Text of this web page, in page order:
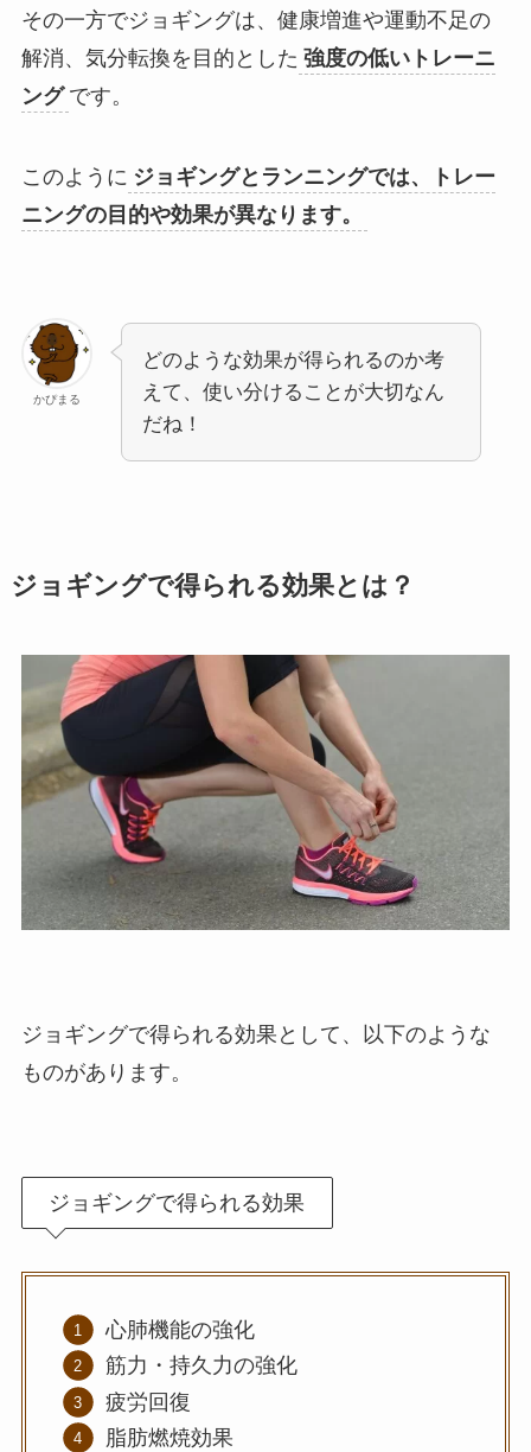
その一方でジョギングは、健康増進や運動不足の
解消、気分転換を目的とした 強度の低いトレーニ
ング です。
このように ジョギングとランニングでは、トレー
ニングの目的や効果が異なります。
かぴまる
どのような効果が得られるのか考
えて、使い分けることが大切なん
だね！
ジョギングで得られる効果とは？
ジョギングで得られる効果として、以下のような
ものがあります。
ジョギングで得られる効果
心肺機能の強化
筋力・持久力の強化
疲労回復
脂肪燃焼効果